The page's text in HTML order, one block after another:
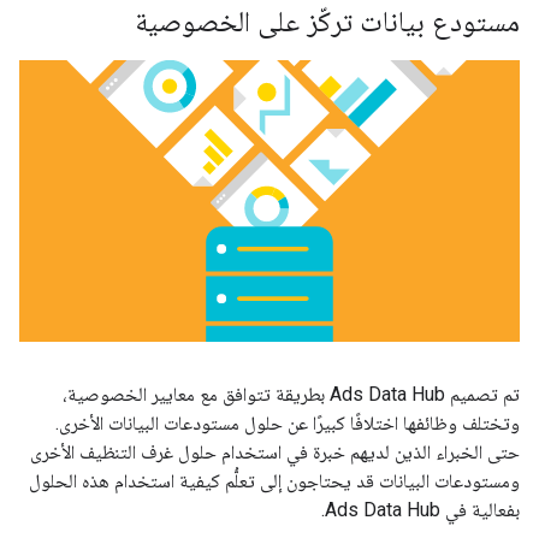
مستودع بيانات تركّز على الخصوصية
تم تصميم Ads Data Hub بطريقة تتوافق مع معايير الخصوصية،
وتختلف وظائفها اختلافًا كبيرًا عن حلول مستودعات البيانات الأخرى.
حتى الخبراء الذين لديهم خبرة في استخدام حلول غرف التنظيف الأخرى
ومستودعات البيانات قد يحتاجون إلى تعلُّم كيفية استخدام هذه الحلول
بفعالية في Ads Data Hub.